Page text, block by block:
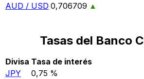
AUD / USD 0,706709 ▲
Tasas del Banco
Divisa Tasa de interés
JPY
0,75 %